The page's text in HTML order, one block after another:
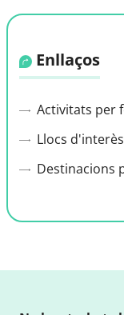
Enllaços
Activitats per
Llocs
Destinacions